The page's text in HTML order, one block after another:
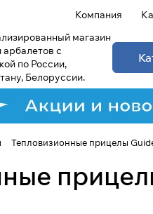
Компания
магазин
арбалетов с
по России,
Белоруссии.
Тепловизионные прицелы